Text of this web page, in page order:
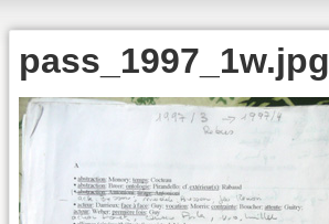
pass_1997_1w.jpg